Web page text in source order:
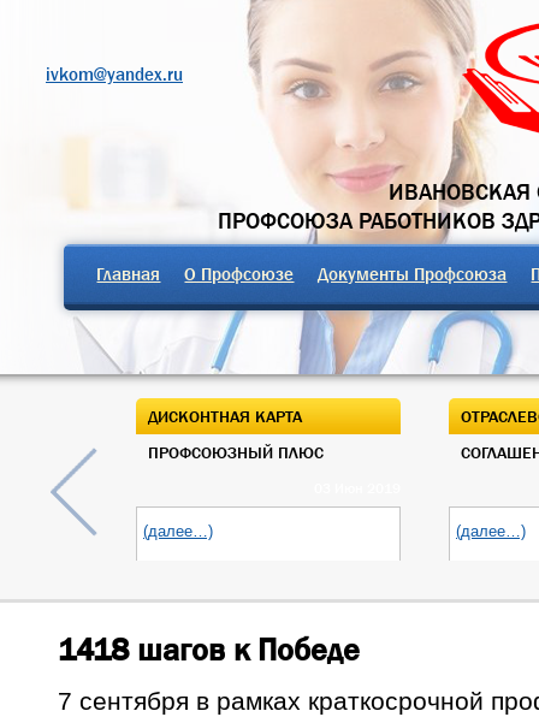
ivkom@yandex.ru
ИВАНОВСКАЯ
ПРОФСОЮЗА РАБОТНИКОВ
Главная О Профсоюзе Документы Профсоюза
ДИСКОНТНАЯ КАРТА
ПРОФСОЮЗНЫЙ ПЛЮС
(далее…) (далее…)
1418 шагов к Победе
7 сентября в рамках краткосрочной